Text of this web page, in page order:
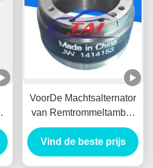
VoorDe Machtsalternator
van Remtrommeltambor
Freno Delantero
gelijkstroom VOOR
MITSUBISHI 1414153
Vind de beste prijs